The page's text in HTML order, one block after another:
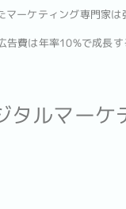
ーケティング専門家は
費は年率10%で成長
ルマー